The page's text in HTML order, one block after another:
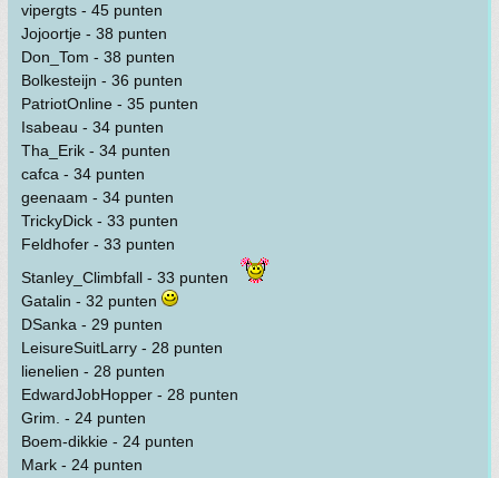
vipergts - 45 punten
Jojoortje - 38 punten
Don_Tom - 38 punten
Bolkesteijn - 36 punten
PatriotOnline - 35 punten
Isabeau - 34 punten
Tha_Erik - 34 punten
cafca - 34 punten
geenaam - 34 punten
TrickyDick - 33 punten
Feldhofer - 33 punten
Stanley_Climbfall - 33 punten
Gatalin - 32 punten
DSanka - 29 punten
LeisureSuitLarry - 28 punten
lienelien - 28 punten
EdwardJobHopper - 28 punten
Grim. - 24 punten
Boem-dikkie - 24 punten
Mark - 24 punten